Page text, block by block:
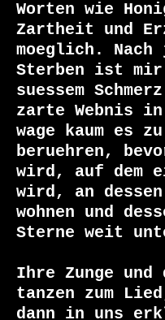
Worten wie
Zartheit und
moeglich. Nach
Sterben ist mir
suessem
zarte Webnis in
wage kaum es zu
beruehren,
wird, auf dem
wird, an
wohnen und
Sterne weit
Ihre Zunge und
tanzen zum
dann in uns